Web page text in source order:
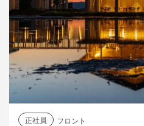
正社員
フロント